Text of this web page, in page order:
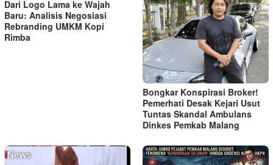
Dari Logo Lama ke Wajah
Baru: Analisis Negosiasi
Rebranding UMKM Kopi
Rimba
Bongkar Konspirasi Broker!
Pemerhati Desak Kejari Usut
Tuntas Skandal Ambulans
Dinkes Pemkab Malang